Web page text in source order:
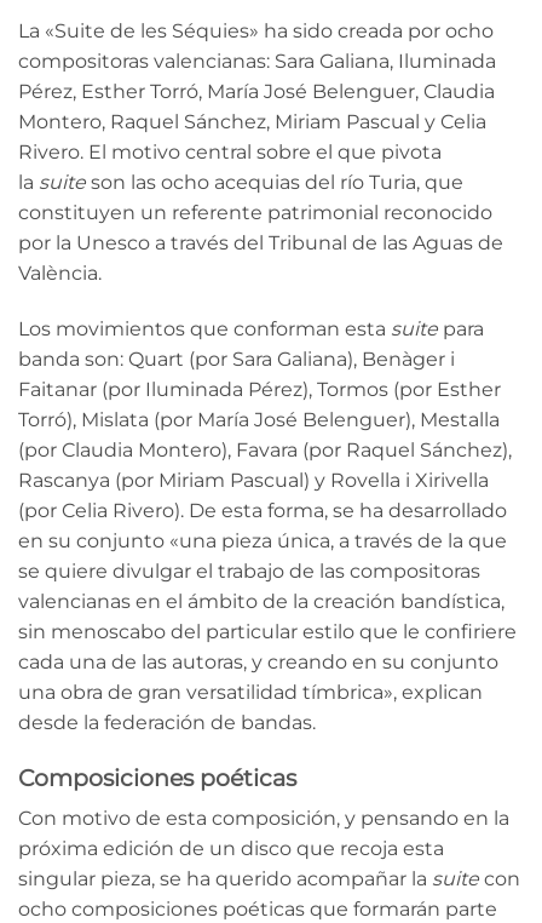
La «Suite de les Séquies» ha sido creada por ocho
compositoras valencianas: Sara Galiana, Iluminada
Pérez, Esther Torró, María José Belenguer, Claudia
Montero, Raquel Sánchez, Miriam Pascual y Celia
Rivero. El motivo central sobre el que pivota
la suite son las ocho acequias del río Turia, que
constituyen un referente patrimonial reconocido
por la Unesco a través del Tribunal de las Aguas de
València.
Los movimientos que conforman esta suite para
banda son: Quart (por Sara Galiana), Benàger i
Faitanar (por Iluminada Pérez), Tormos (por Esther
Torró), Mislata (por María José Belenguer), Mestalla
(por Claudia Montero), Favara (por Raquel Sánchez),
Rascanya (por Miriam Pascual) y Rovella i Xirivella
(por Celia Rivero). De esta forma, se ha desarrollado
en su conjunto «una pieza única, a través de la que
se quiere divulgar el trabajo de las compositoras
valencianas en el ámbito de la creación bandística,
sin menoscabo del particular estilo que le confiriere
cada una de las autoras, y creando en su conjunto
una obra de gran versatilidad tímbrica», explican
desde la federación de bandas.
Composiciones poéticas
Con motivo de esta composición, y pensando en la
próxima edición de un disco que recoja esta
singular pieza, se ha querido acompañar la suite con
ocho composiciones poéticas que formarán parte